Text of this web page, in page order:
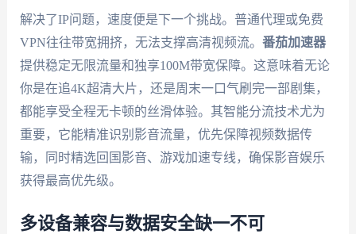
解决了IP问题，速度便是下一个挑战。普通代理或免费
VPN往往带宽拥挤，无法支撑高清视频流。 番茄加速器
提供稳定无限流量和独享100M带宽保障。这意味着无论
你是在追4K超清大片，还是周末一口气刷完一部剧集，
都能享受全程无卡顿的丝滑体验。其智能分流技术尤为
重要，它能精准识别影音流量，优先保障视频数据传
输，同时精选回国影音、游戏加速专线，确保影音娱乐
获得最高优先级。
多设备兼容与数据安全缺一不可